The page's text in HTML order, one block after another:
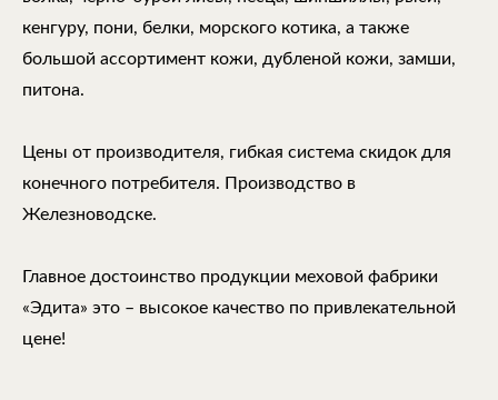
кенгуру, пони, белки, морского котика, а также
большой ассортимент кожи, дубленой кожи, замши,
питона.
Цены от производителя, гибкая система скидок для
конечного потребителя. Производство в
Железноводске.
Главное достоинство продукции меховой фабрики
«Эдита» это – высокое качество по привлекательной
цене!